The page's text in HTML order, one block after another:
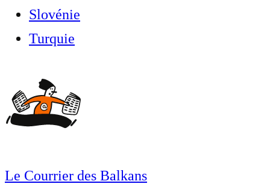
Slovénie
Turquie
Le Courrier des Balkans